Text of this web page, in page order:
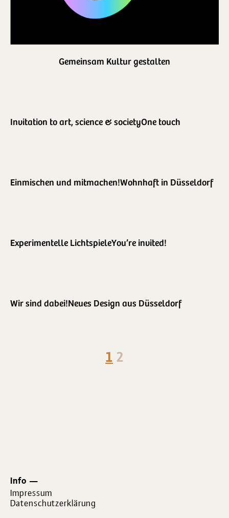
Gemeinsam Kultur gestalten
Invitation to art, science & society
Einmischen und mitmachen!
Experimentelle Lichtspiele
One touch
Wohnhaft in Düsseldorf
You’re invited!
Wir sind dabei!Neues Design aus Düsseldorf
1 2
Info
Impressum
Datenschutzerklärung